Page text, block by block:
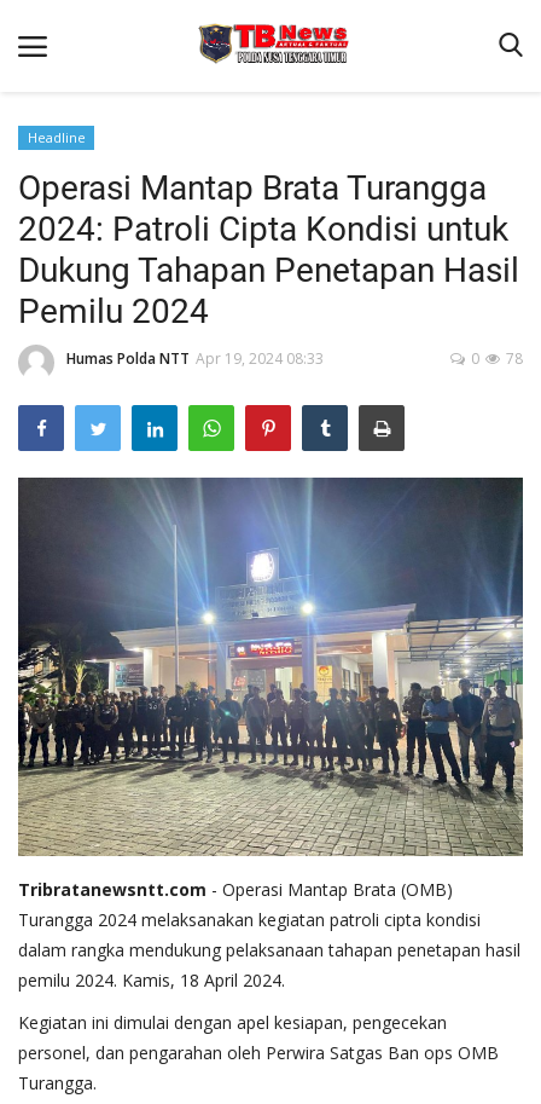
Beranda
Binkam
Terms & Conditions
Reskrim
Lantas
Polisi Kita
Mitra Polisi
Headline
Operasi Mantap Brata Turangga
2024: Patroli Cipta Kondisi untuk
Dukung Tahapan Penetapan Hasil
Pemilu 2024
Humas Polda NTT Apr 19, 2024 08:33 78
0
Tribratanewsntt.com - Operasi Mantap Brata (OMB)
Turangga 2024 melaksanakan kegiatan patroli cipta kondisi
dalam rangka mendukung pelaksanaan tahapan penetapan hasil
pemilu 2024. Kamis, 18 April 2024.
Kegiatan ini dimulai dengan apel kesiapan, pengecekan
personel, dan pengarahan oleh Perwira Satgas Ban ops OMB
Turangga.